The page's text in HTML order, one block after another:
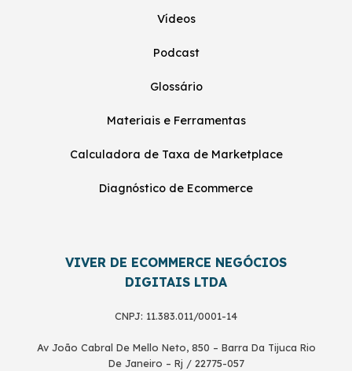
Vídeos
Podcast
Glossário
Materiais e Ferramentas
Calculadora de Taxa de Marketplace
Diagnóstico de Ecommerce
VIVER DE ECOMMERCE NEGÓCIOS
DIGITAIS LTDA
CNPJ: 11.383.011/0001-14
Av João Cabral De Mello Neto, 850 – Barra Da Tijuca Rio
De Janeiro – Rj / 22775-057